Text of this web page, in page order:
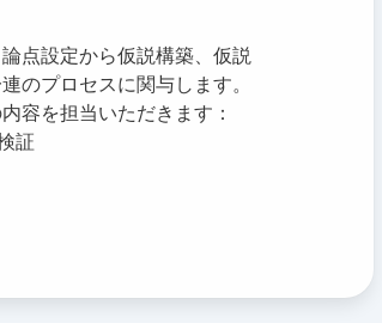
点設定から仮説構築、仮説
のプロセスに関与します。
容を担当いただきます：
証